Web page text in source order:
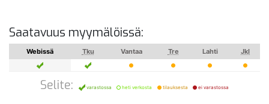
Saatavuus myymälöissä:
Webissä Tku Vantaa Tre Lahti Jkl
Selite: varastossa heti verkosta tilauksesta ei varastossa